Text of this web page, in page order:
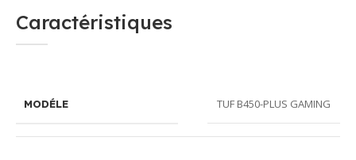
Caractéristiques
MODÉLE TUF B450-PLUS GAMING